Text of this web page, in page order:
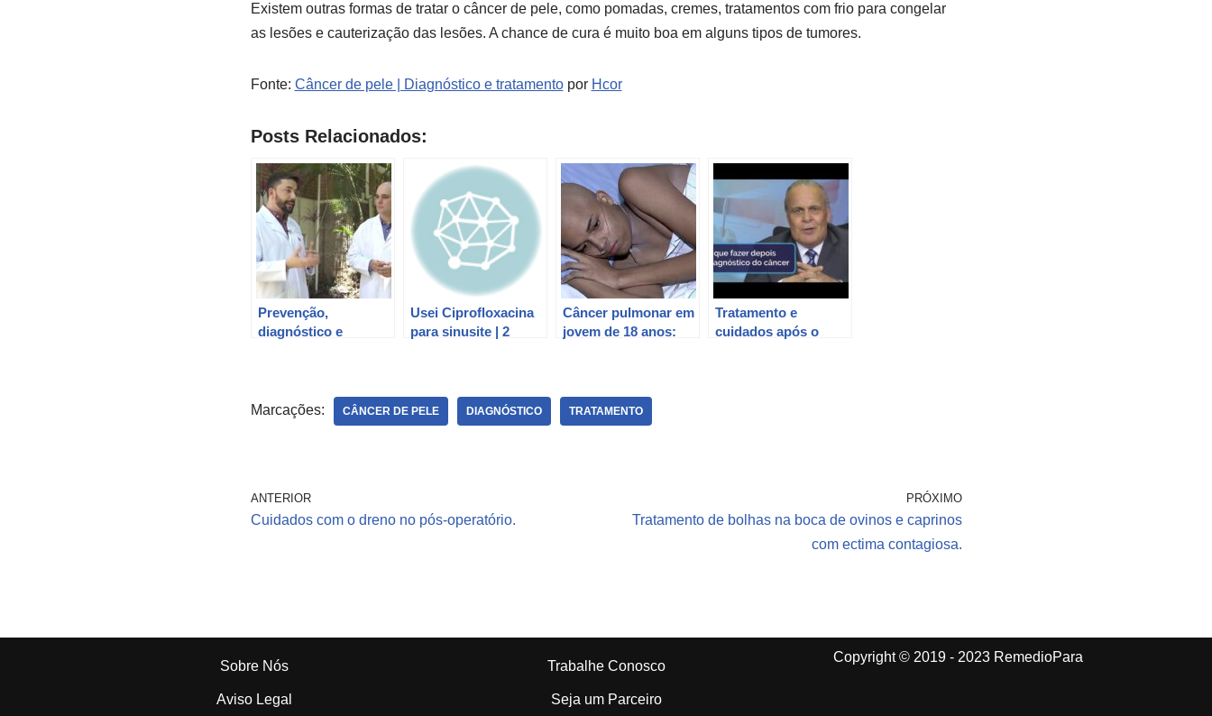
Existem outras formas de tratar o câncer de pele, como pomadas, cremes, tratamentos com frio para congelar
as lesões e cauterização das lesões. A chance de cura é muito boa em alguns tipos de tumores.
Fonte: Câncer de pele | Diagnóstico e tratamentopor Hcor
Posts Relacionados:
Prevenção,
diagnóstico e
Usei Ciprofloxacina
para sinusite | 2
relação?
Câncer pulmonar em
jovem de 18 anos:
Tratamento e
cuidados após o
Marcações: CÂNCER DE PELE DIAGNÓSTICO TRATAMENTO
ANTERIOR
Cuidados com o dreno no pós-operatório.
PRÓXIMO
Tratamento de bolhas na boca de ovinos e caprinos
com ectima contagiosa.
Sobre Nós
Aviso Legal
Trabalhe Conosco
Seja um Parceiro
Copyright © 2019 - 2023 RemedioPara